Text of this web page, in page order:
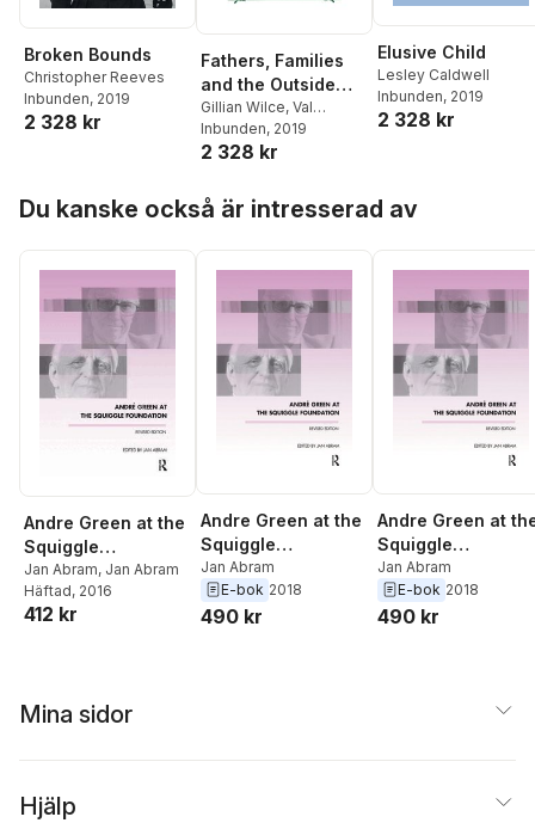
Broken Bounds
Christopher Reeves
Inbunden, 2019
2 328 kr
Fathers, Families
and the Outside
World
Gillian Wilce, Val
Richards
Inbunden, 2019
2 328 kr
Elusive Child
Lesley Caldwell
Inbunden, 2019
2 328 kr
Du kanske också är intresserad av
Andre Green at the
Squiggle
Foundation
Jan Abram, Jan Abram
Häftad, 2016
412 kr
Andre Green at the
Squiggle
Foundation
Jan Abram
E-bok 2018
490 kr
Andre Green at
Squiggle
Foundation
Jan Abram
E-bok 2018
490 kr
Mina sidor
Hjälp